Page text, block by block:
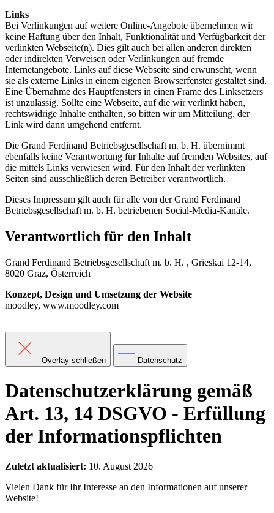
Links
Bei Verlinkungen auf weitere Online-Angebote übernehmen wir
keine Haftung über den Inhalt, Funktionalität und Verfügbarkeit der
verlinkten Webseite(n). Dies gilt auch bei allen anderen direkten
oder indirekten Verweisen oder Verlinkungen auf fremde
Internetangebote. Links auf diese Webseite sind erwünscht, wenn
sie als externe Links in einem eigenen Browserfenster gestaltet sind.
Eine Übernahme des Hauptfensters in einen Frame des Linksetzers
ist unzulässig. Sollte eine Webseite, auf die wir verlinkt haben,
rechtswidrige Inhalte enthalten, so bitten wir um Mitteilung, der
Link wird dann umgehend entfernt.
Die Grand Ferdinand Betriebsgesellschaft m. b. H. übernimmt
ebenfalls keine Verantwortung für Inhalte auf fremden Websites, auf
die mittels Links verwiesen wird. Für den Inhalt der verlinkten
Seiten sind ausschließlich deren Betreiber verantwortlich.
Dieses Impressum gilt auch für alle von der Grand Ferdinand
Betriebsgesellschaft m. b. H. betriebenen Social-Media-Kanäle.
Verantwortlich für den Inhalt
Grand Ferdinand Betriebsgesellschaft m. b. H. , Grieskai 12-14,
8020 Graz, Österreich
Konzept, Design und Umsetzung der Website
moodley, www.moodley.com
Overlay schließen Datenschutz
Datenschutzerklärung gemäß
Art. 13, 14 DSGVO - Erfüllung
der Informationspflichten
Zuletzt aktualisiert: 10. August 2026
Vielen Dank für Ihr Interesse an den Informationen auf unserer
Website!